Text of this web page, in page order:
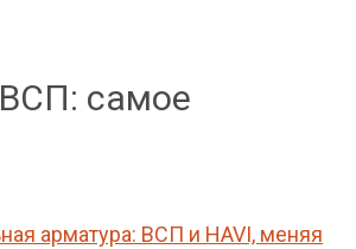
самое
арматура: ВСП и HAVI, меняя